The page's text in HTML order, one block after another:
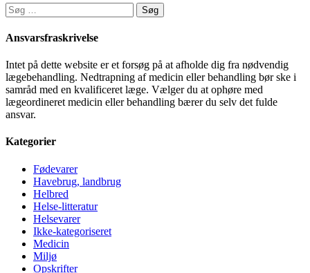
Søg
efter:
Ansvarsfraskrivelse
Intet på dette website er et forsøg på at afholde dig fra nødvendig
lægebehandling. Nedtrapning af medicin eller behandling bør ske i
samråd med en kvalificeret læge. Vælger du at ophøre med
lægeordineret medicin eller behandling bærer du selv det fulde
ansvar.
Kategorier
Fødevarer
Havebrug, landbrug
Helbred
Helse-litteratur
Helsevarer
Ikke-kategoriseret
Medicin
Miljø
Opskrifter